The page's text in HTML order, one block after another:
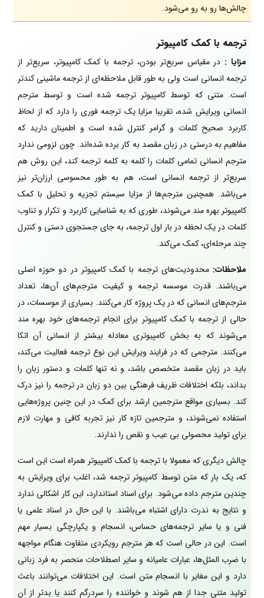
چالش‌ها رو به رو می‌شود.
ترجمه با کمک کامپیوتر
مزایا : در مقیاس سریع‌تر بودن، ترجمه با کمک کامپیوتر، سریع‌تر از
ترجمه انسانی است ولی به طور قابل ملاحظه‌ای از ترجمه ماشینی کندتر
است. متنی که توسط کامپیوتر ترجمه شده است و توسط مترجم
انسانی ویرایش شده، تقریبا مزایا یک ترجمه فوری را دارد که از لحاظ
کاربرد صحیح کلمات و گرامر کنترل شده است و اطمینان دارید که
مفاهیم به درستی در زبان مقصد به کار برده شده‌اند. چون لزومی ندارد
مترجم انسانی تمامی کلمات را کلمه به کلمه ترجمه کند، این روش هم
سریع‌تر از ترجمه انسانی است، هم به طور محسوسی ارزان‌تر نیز
می‌باشد. همچنین مترجم‌ها از مزایا سیستم تجزیه و تحلیل با کمک
کامپیوتر بهره مند می‌شوند، طوری که به شناسایی کاربرد و تکرار و تناوب
کلمات در یک لحظه در بار اول ترجمه، به جای جستجوی دستی و کنترل
چند مرحله‌ای، کمک می‌کند.
ملاحظات:محدودیت‌های ترجمه با کمک کامپیوتر در دو حوزه اصلی
می‌باشند. قدرت موسسه ترجمه و کیفیت مترجم‌های آن‌ها، تعداد
مترجم‌های انسانی که در یک پروژه کار می‌کنند. بسیاری از موسسات، در
حالی از ترجمه با کمک کامپیوتر برای انجام ترجمه‌های خود بهره مند
می‌شوند که به بخش کامپیوتری معادله بیشتر از انسانی آن اتکا
می‌کنند. مترجمی که در فرایند ویرایش این نوع ترجمه فعالیت می‌کند،
باید در زبان مقصد متخصص باشد، و نه تنها کلمات و دستور زبان را
بداند، بلکه اختلافات ظریف فرهنگی بین دو زبان در ترجمه را نیز درک
کند. بسیاری مواقع مترجمین ارشد برای کمک در این چنین پروژه‌هایی
استفاده نمی‌شوند، و مترجمین تازه کار نیز تجربه کافی و مهارت لازم
برای تولید محصولی بی عیب و نقص را ندارند.
چالش دیگری که معمولا با ترجمه با کمک کامپیوتر همراه است این است
که، یک بار که متن توسط کامپیوتر ترجمه شد، اغلب برای ویرایش به
چندین مترجم داده می‌شود. برای اسناد استاندارد، این کار اشکالی ندارد
و نتایج به ندرت دارای اشتباه می‌باشند. با این حال در اسناد علمی یا
فنی و یا سایر ترجمه‌های حساس، انسجام و یکپارچگی بسیار مهم
است. این در حالی است که هر مترجم رویکردی متفاوت هنگام مواجهه
با ضرب المثل‌ها، عبارات عامیانه و سایر اصطلاحات منحصر به فرد زبانی
دارد و این مغایر با انسجام متن است. این اختلافات می‌توانند باعث
تولید متنی جدا از هم شوند و خواننده را سردرگم کنند یا بدتر از آن